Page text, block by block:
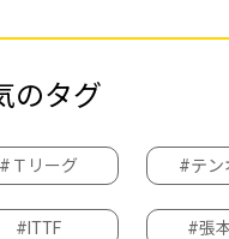
のタグ
#Ｔリーグ #テン
#ITTF #張